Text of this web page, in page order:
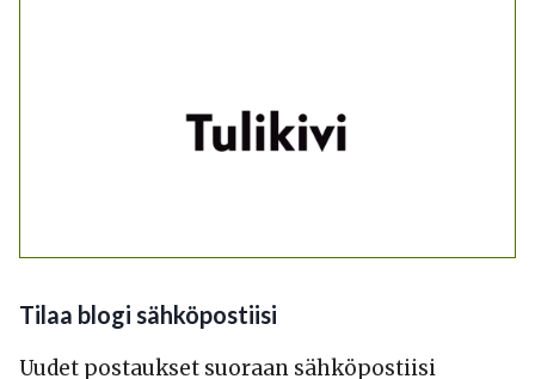
Tilaa blogi sähköpostiisi
Uudet postaukset suoraan sähköpostiisi